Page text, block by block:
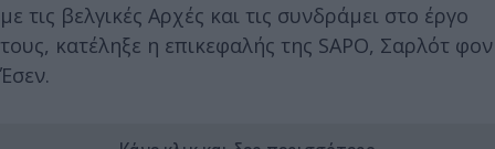
με τις βελγικές Αρχές και τις συνδράμει στο έργο
τους, κατέληξε η επικεφαλής της SAPO, Σαρλότ φον
Έσεν.